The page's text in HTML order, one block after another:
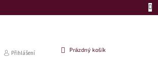
Přihlášení
NÁKUPNÍ
Prázdný košík